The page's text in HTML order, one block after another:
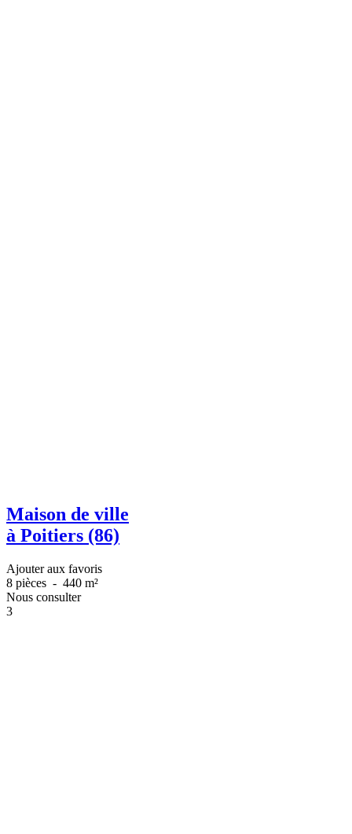
Maison de ville
à Poitiers (86)
Ajouter aux favoris
8 pièces - 440 m²
Nous consulter
3